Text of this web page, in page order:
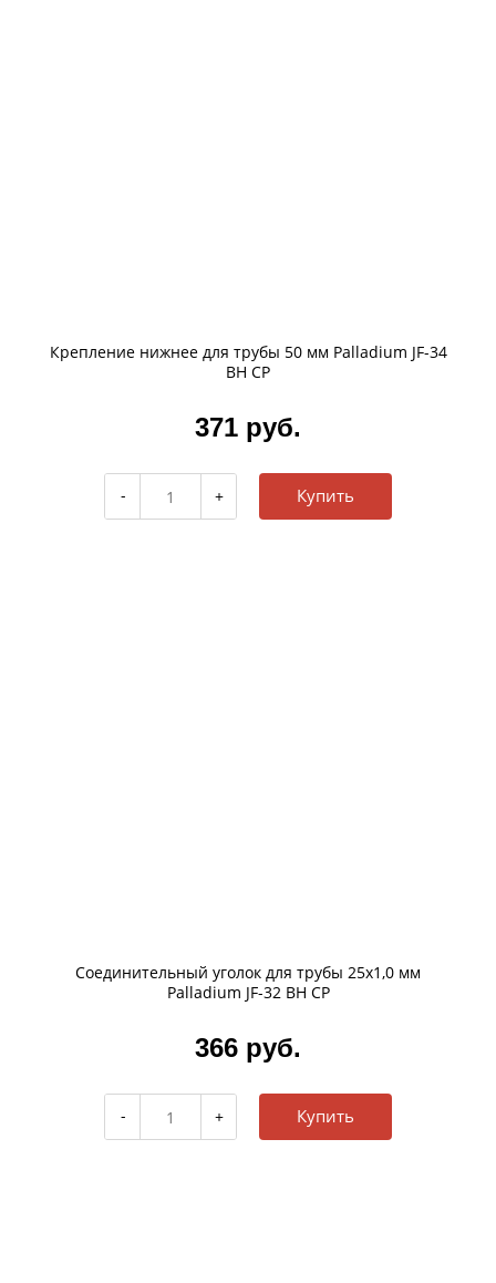
Крепление нижнее для трубы 50 мм Palladium JF-34
BH CP
371 руб.
Купить
Соединительный уголок для трубы 25х1,0 мм
Palladium JF-32 BH CP
366 руб.
Купить